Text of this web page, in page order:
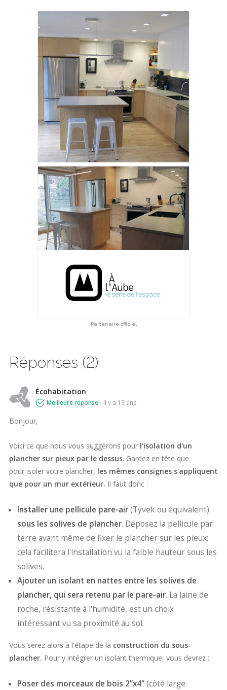
Partenaire officiel
Réponses (2)
Écohabitation
Meilleure réponse il y a 13 ans
Bonjour,
Voici ce que nous vous suggérons pour l'isolation d'un
plancher sur pieux par le dessus. Gardez en tête que
pour isoler votre plancher, les mêmes consignes s'appliquent
que pour un mur extérieur. Il faut donc :
Installer une pellicule pare-air(Tyvek ou équivalent)
sous les solives de plancher. Déposez la pellicule par
terre avant même de fixer le plancher sur les pieux;
cela facilitera l'installation vu la faible hauteur sous les
solives.
Ajouter un isolant en nattes entre les solives de
plancher, qui sera retenu par le pare-air. La laine de
roche, résistante à l'humidité, est un choix
intéressant vu sa proximité au sol.
Vous serez alors à l'étape de la construction du sous-
plancher. Pour y intégrer un isolant thermique, vous devrez :
Poser des morceaux de bois 2”x4”(côté large